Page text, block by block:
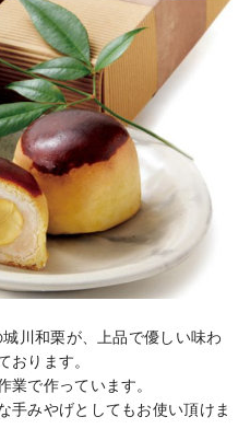
城川和栗が、上品で優しい味わ
おります。
業で作っています。
手みやげとしてもお使い頂けま